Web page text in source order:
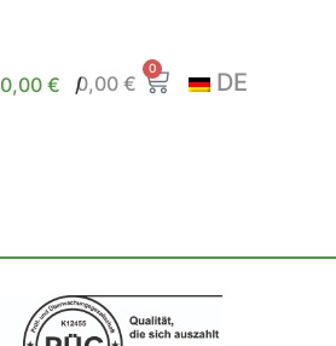
0,00 € /
0,00 €
0 DE